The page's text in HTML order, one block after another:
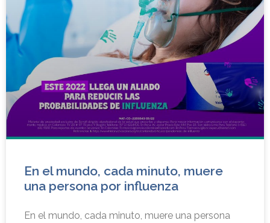
En el mundo, cada minuto, muere
una persona por influenza
En el mundo, cada minuto, muere una persona